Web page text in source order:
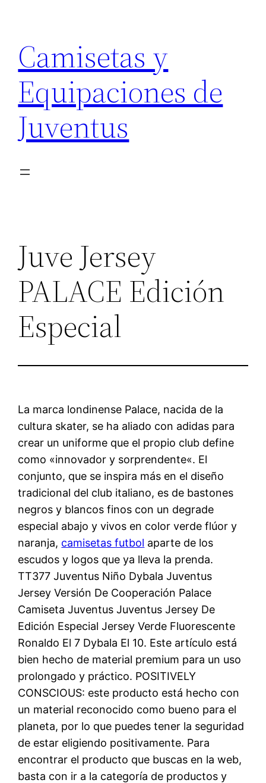
contenido
Camisetas y
Equipaciones de
Juventus
Juve Jersey
PALACE Edición
Especial
La marca londinense Palace, nacida de la
cultura skater, se ha aliado con adidas para
crear un uniforme que el propio club define
como «innovador y sorprendente«. El
conjunto, que se inspira más en el diseño
tradicional del club italiano, es de bastones
negros y blancos finos con un degrade
especial abajo y vivos en color verde flúor y
naranja, camisetas futbol aparte de los
escudos y logos que ya lleva la prenda.
TT377 Juventus Niño Dybala Juventus
Jersey Versión De Cooperación Palace
Camiseta Juventus Juventus Jersey De
Edición Especial Jersey Verde Fluorescente
Ronaldo El 7 Dybala El 10. Este artículo está
bien hecho de material premium para un uso
prolongado y práctico. POSITIVELY
CONSCIOUS: este producto está hecho con
un material reconocido como bueno para el
planeta, por lo que puedes tener la seguridad
de estar eligiendo positivamente. Para
encontrar el producto que buscas en la web,
basta con ir a la categoría de productos y